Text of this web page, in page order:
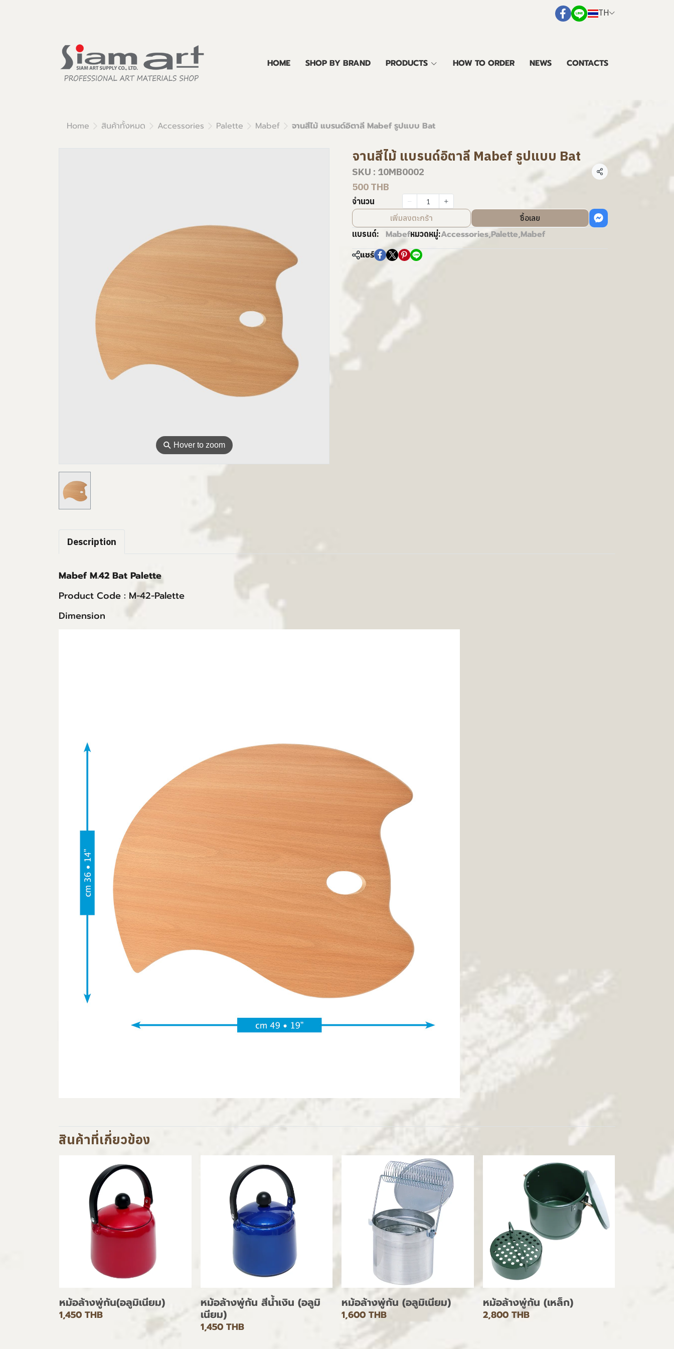
TH
HOME SHOP BY BRAND PRODUCTS HOW TO ORDER NEWS CONTACTS
Home สินค้าทั้งหมด Accessories Palette Mabef จานสีไม้ แบรนด์อิตาลี Mabef รูปแบบ Bat
⚲ Hover to zoom
จานสีไม้ แบรนด์อิตาลี Mabef รูปแบบ Bat
SKU : 10MB0002 แชร์
500 THB
จำนวน
เพิ่มลงตะกร้า
ซื้อเลย
แบรนด์:
Mabefหมวดหมู่:Accessories,Palette,Mabef
แชร์
Description
Mabef M.42 Bat Palette
Product Code : M-42-Palette
Dimension
สินค้าที่เกี่ยวข้อง
หม้อล้างพู่กัน(อลูมิเนียม)
1,450 THB
หม้อล้างพู่กัน สีน้ำเงิน (อลูมิ
เนียม)
1,450 THB
หม้อล้างพู่กัน (อลูมิเนียม)
1,600 THB
หม้อล้างพู่กัน (เหล็ก)
2,800 THB